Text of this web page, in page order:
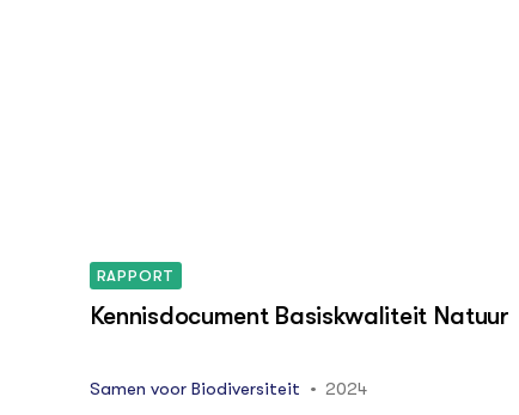
RAPPORT
Kennisdocument Basiskwaliteit Natuur
Samen voor Biodiversiteit 2024